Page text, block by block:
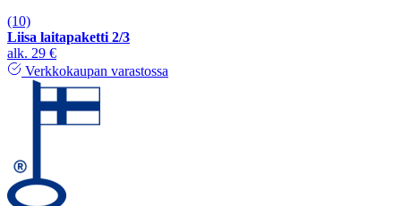
(10)
Liisa laitapaketti 2/3
alk. 29 €
Verkkokaupan varastossa